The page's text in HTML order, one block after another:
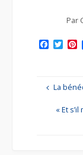
Par
F
b
o
T
t
e
P
e
r
s
La
« Et